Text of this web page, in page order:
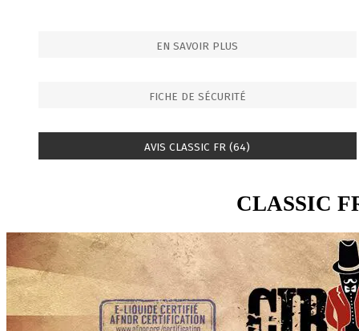
EN SAVOIR PLUS
FICHE DE SÉCURITÉ
AVIS CLASSIC FR (64)
CLASSIC